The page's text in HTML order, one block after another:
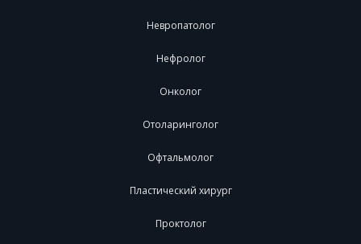
Невропатолог
Нефролог
Онколог
Отоларинголог
Офтальмолог
Пластический хирург
Проктолог